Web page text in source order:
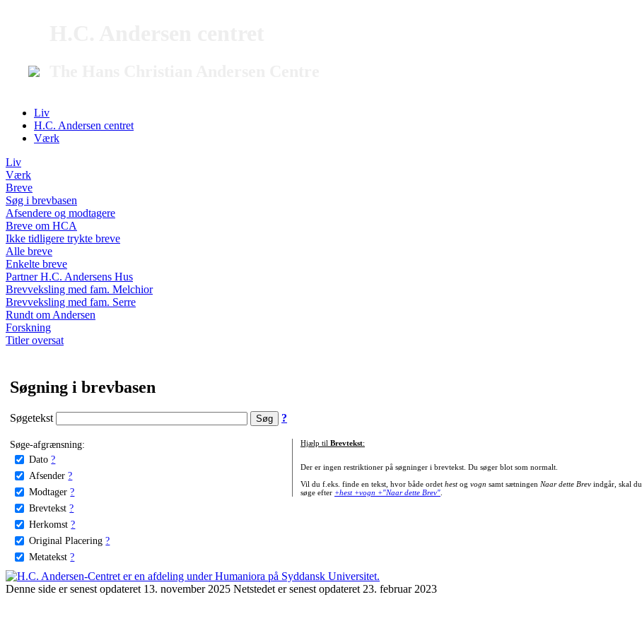
Liv
H.C. Andersen centret
Værk
Liv
Værk
Breve
Søg i brevbasen
Afsendere og modtagere
Breve om HCA
Ikke tidligere trykte breve
Alle breve
Enkelte breve
Partner H.C. Andersens Hus
Brevveksling med fam. Melchior
Brevveksling med fam. Serre
Rundt om Andersen
Forskning
Titler oversat
Søgning i brevbasen
Søgetekst ?
Søge-afgrænsning:
Dato ?
Afsender ?
Modtager ?
Brevtekst ?
Herkomst ?
Original Placering ?
Metatekst ?
Hjælp til Brevtekst:
Der er ingen restriktioner på søgninger i brevtekst. Du søger blot som normalt.
Vil du f.eks. finde en tekst, hvor både ordet hestog vogn samt sætningen Naar dette Brevindgår, skal du
søge efter +hest +vogn +"Naar dette Brev".
Denne side er senest opdateret 13. november 2025 Netstedet er senest opdateret 23. februar 2023